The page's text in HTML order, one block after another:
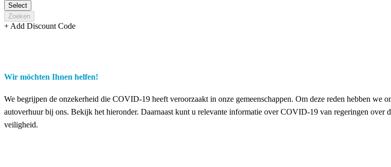
Select
Zoeken
+ Add Discount Code
Wir möchten Ihnen helfen!
We begrijpen de onzekerheid die COVID-19 heeft veroorzaakt in onze gemeenschappen. Om deze reden hebben we
autoverhuur bij ons. Bekijk het hieronder. Daarnaast kunt u relevante informatie over COVID-19 van regeringen over
veiligheid.